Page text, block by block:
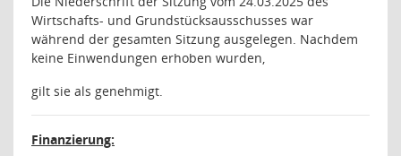
Wirtschafts- und Grundstücksausschusses war
während der gesamten Sitzung ausgelegen. Nachdem
keine Einwendungen erhoben wurden,
gilt sie als genehmigt.
Finanzierung: